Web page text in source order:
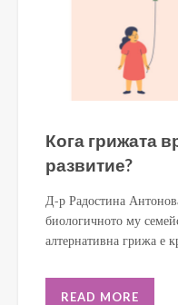
Кога грижата
развитие?
Д-р Радостина
биологичното му
алтернативна грижа е
READ MORE